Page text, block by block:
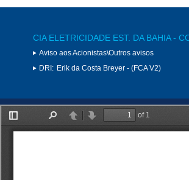
CIA ELETRICIDADE EST. DA BAHIA -
Aviso aos Acionistas\Outros avisos
DRI: Erik da Costa Breyer - (FCA V2)